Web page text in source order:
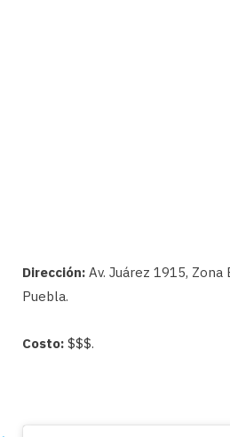
Dirección: Av. Juárez 1915, Zona
Puebla.
Costo: $$$.